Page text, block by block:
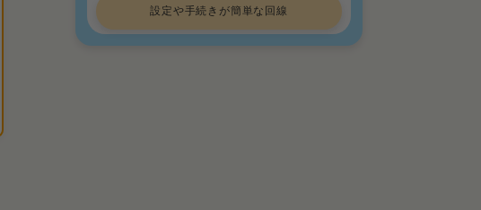
設定や手続きが簡単な回線